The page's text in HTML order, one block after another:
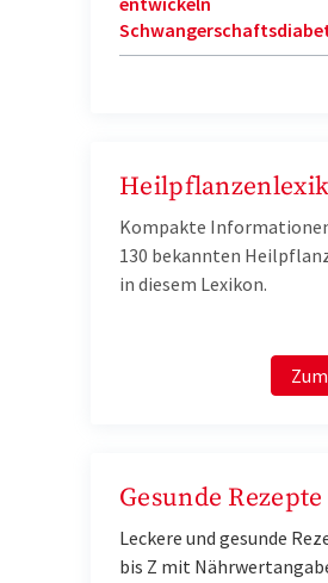
Kompakte
130 bekannten
in diesem Lexikon.
Gesunde Rezepte
Leckere und gesunde
bis Z mit